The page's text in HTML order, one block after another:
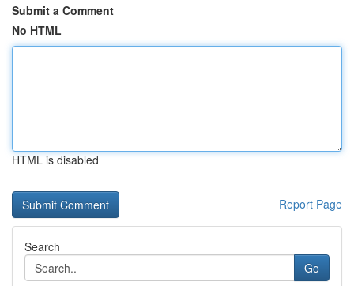
Submit a Comment
No HTML
HTML is disabled
Report Page
Search
Go